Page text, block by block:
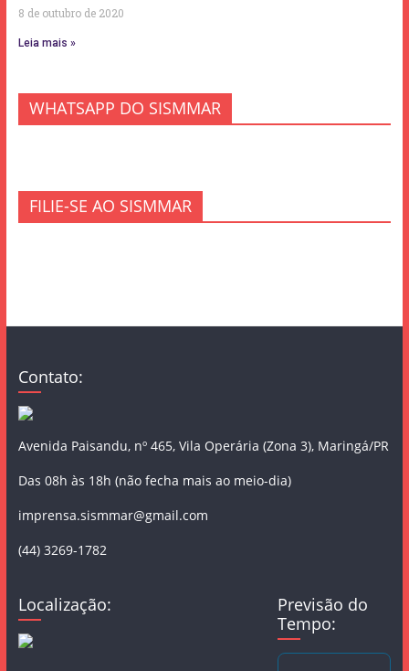
8 de outubro de 2020
Leia mais »
WHATSAPP DO SISMMAR
FILIE-SE AO SISMMAR
Contato:
Avenida Paisandu, nº 465, Vila Operária (Zona 3), Maringá/PR
Das 08h às 18h (não fecha mais ao meio-dia)
imprensa.sismmar@gmail.com
(44) 3269-1782
Localização:
Previsão do
Tempo: